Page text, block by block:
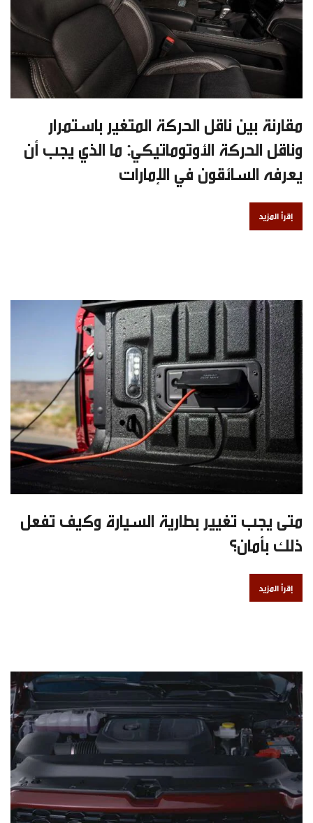
مقارنة بين ناقل الحركة المتغير باستمرار
وناقل الحركة الأوتوماتيكي: ما الذي يجب أن
يعرفه السائقون في الإمارات
إقرأ المزيد
متى يجب تغيير بطارية السيارة وكيف تفعل
ذلك بأمان؟
إقرأ المزيد